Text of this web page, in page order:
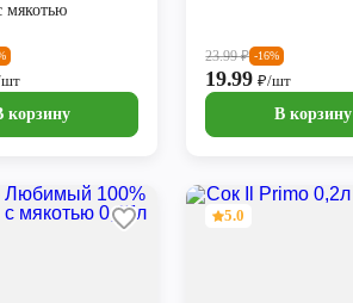
мякотью
корзину
23.99₽ -16%
19.99₽/шт
В корзину
5.0